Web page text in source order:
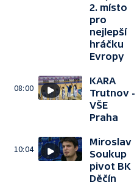
2. místo
pro
nejlepší
hráčku
Evropy
08:00
KARA
Trutnov -
VŠE
Praha
10:04
Miroslav
Soukup
pivot BK
Děčín